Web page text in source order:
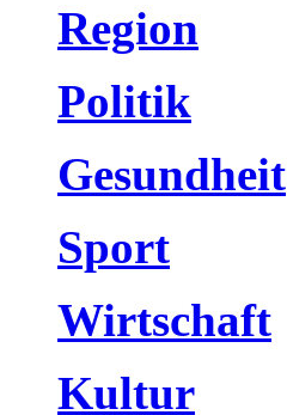
Region
Politik
Gesundheit
Sport
Wirtschaft
Kultur